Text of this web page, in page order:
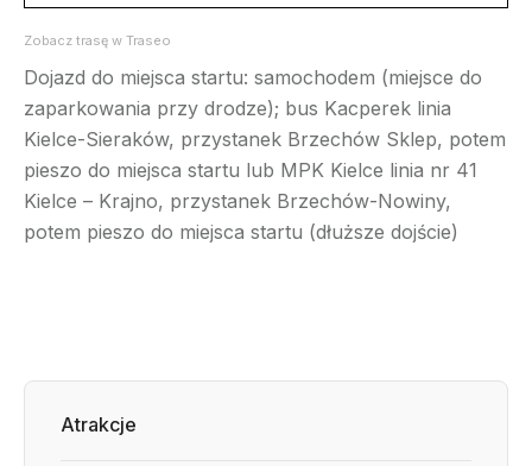
Zobacz trasę w Traseo
Dojazd do miejsca startu: samochodem (miejsce do
zaparkowania przy drodze); bus Kacperek linia
Kielce-Sieraków, przystanek Brzechów Sklep, potem
pieszo do miejsca startu lub MPK Kielce linia nr 41
Kielce – Krajno, przystanek Brzechów-Nowiny,
potem pieszo do miejsca startu (dłuższe dojście)
Atrakcje